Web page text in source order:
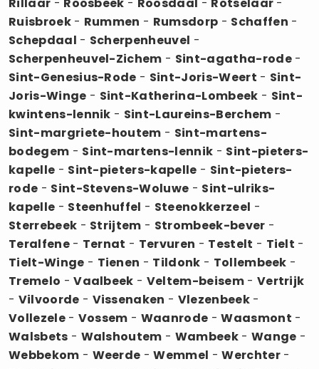
Ruisbroek- Rummen - Rumsdorp - Schaffen -
Schepdaal - Scherpenheuvel -
Scherpenheuvel-Zichem - Sint-agatha-rode-
Sint-Genesius-Rode - Sint-Joris-Weert - Sint-
Joris-Winge - Sint-Katherina-Lombeek - Sint-
kwintens-lennik - Sint-Laureins-Berchem -
Sint-margriete-houtem - Sint-martens-
bodegem - Sint-martens-lennik - Sint-pieters-
kapelle - Sint-pieters-kapelle - Sint-pieters-
rode - Sint-Stevens-Woluwe - Sint-ulriks-
kapelle - Steenhuffel - Steenokkerzeel -
Sterrebeek - Strijtem - Strombeek-bever -
Teralfene- Ternat - Tervuren - Testelt - Tielt -
Tielt-Winge - Tienen - Tildonk - Tollembeek -
Tremelo -Vaalbeek - Veltem-beisem- Vertrijk
- Vilvoorde - Vissenaken - Vlezenbeek-
Vollezele- Vossem - Waanrode -Waasmont -
Walsbets - Walshoutem - Wambeek- Wange -
Webbekom - Weerde -Wemmel -Werchter-